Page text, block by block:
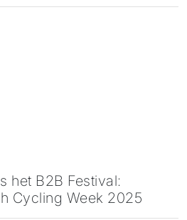
het B2B Festival:
Cycling Week 2025